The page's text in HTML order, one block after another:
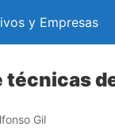
y Empresas
técnicas
Gil